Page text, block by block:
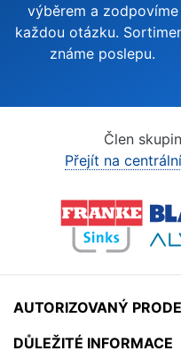
výběrem a zodpovíme
každou otázku.
známe poslepu.
Člen
Přejít na
AUTORIZOVANÝ
DŮLEŽITÉ INFORMACE